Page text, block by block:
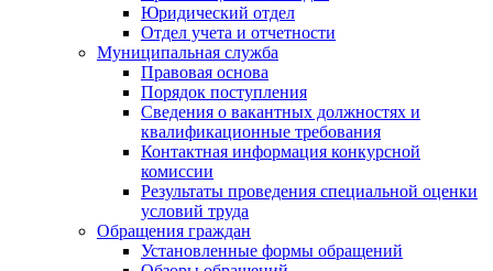
Юридический отдел
Отдел учета и отчетности
Муниципальная служба
Правовая основа
Порядок поступления
Сведения о вакантных должностях и
квалификационные требования
Контактная информация конкурсной
комиссии
Результаты проведения специальной оценки
условий труда
Обращения граждан
Установленные формы обращений